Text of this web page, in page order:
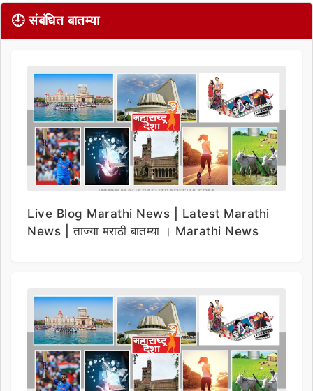
🕘 संबंधित बातम्या
Live Blog Marathi News | Latest Marathi
News | ताज्या मराठी बातम्या । Marathi News